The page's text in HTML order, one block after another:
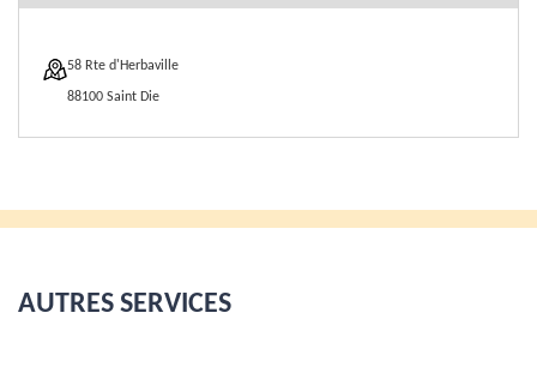
58 Rte d'Herbaville
88100 Saint Die
AUTRES SERVICES